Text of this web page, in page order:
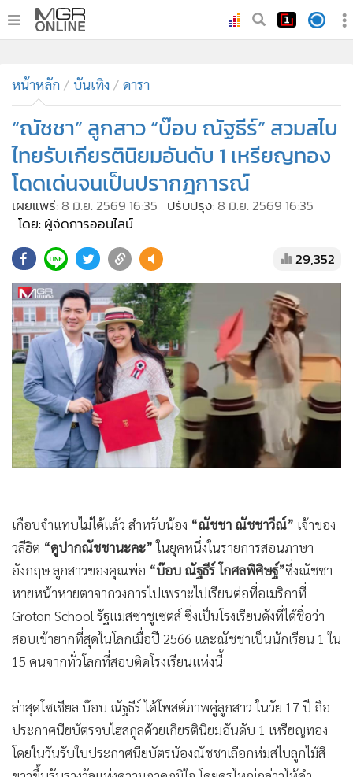
• ทันเหตุการณ์
• ภาคใต้
ภูมิภาค
• Online Section
• บันเทิง
• ผู้จัดการรายวัน
คอลัมนิสต์
• ละคร
• CbizReview
• Cyber BIZ
• ผู้จัดกวน
• Good health & Well-being
Green Innovation & SD
Management & HR
•
MGR Live
• Infographic
• กีฬา
• ต่างประเทศ
• Special Scoop
• เศรษฐกิจ-ธุรกิจ
• จีน
• ชุมชน-คุณภาพชีวิต
• อาชญากรรม
เกม
•
วิทยาศาสตร์
SMEs
หน้าหลัก บันเทิง ดารา
“ณัชชา” ลูกสาว “บ๊อบ ณัฐธีร์” สวมสไบ
ไทยรับเกียรตินิยมอันดับ 1 เหรียญทอง
โดดเด่นจนเป็นปรากฎการณ์
เผยแพร่:8 มิ.ย. 2569 16:35ปรับปรุง:
8 มิ.ย. 2569 16:35
โดย: ผู้จัดการออนไลน์
29,352
เกือบจำแทบไม่ได้แล้ว สำหรับน้อง“ณัชชา ณัชชาวีณ์”เจ้าของ
วลีฮิต“ดูปากณัชชานะคะ”ในยุคหนึ่งในรายการสอนภาษา
อังกฤษ ลูกสาวของคุณพ่อ“บ๊อบ ณัฐธีร์ โกศลพิศิษฐ์”
Groton School รัฐแมสซาชูเซตส์ ซึ่งเป็นโรงเรียนดังที่ได้ชื่อว่า
สอบเข้ายากที่สุดในโลกเมื่อปี 2566 และณัชชาเป็นนักเรียน 1 ใน
15 คนจากทั่วโลกที่สอบติดโรงเรียนแห่งนี้